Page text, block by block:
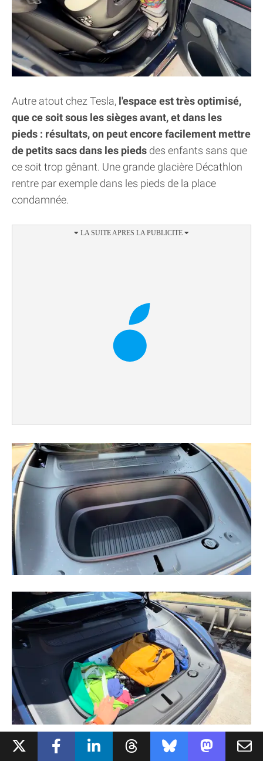
Autre atout chez Tesla, l'espace est très optimisé,
que ce soit sous les sièges avant, et dans les
pieds : résultats, on peut encore facilement mettre
de petits sacs dans les pieds des enfants sans que
ce soit trop gênant. Une grande glacière Décathlon
rentre par exemple dans les pieds de la place
condamnée.
Enfin,
un frunk de 117L situé sous le capot avant